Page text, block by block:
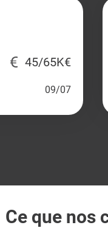
45/65K€
09/07
Ce que nos